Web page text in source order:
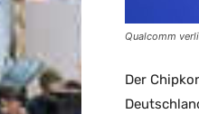
Qualcomm
Der